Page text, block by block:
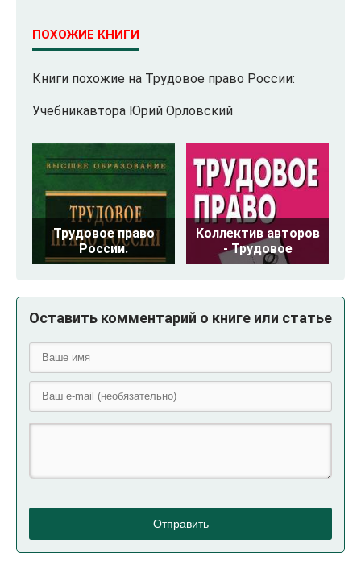
ПОХОЖИЕ КНИГИ
Книги похожие на Трудовое право России:
Учебникавтора Юрий Орловский
Трудовое право
России.
Коллектив авторов
- Трудовое
Оставить комментарий о книге или статье
Отправить